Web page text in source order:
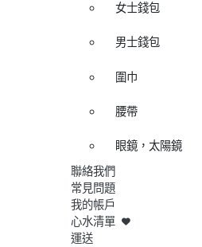
女士錢包
男士錢包
圍巾
腰帶
眼鏡，太陽鏡
聯絡我們
常見問題
我的帳戶
心水清單
運送